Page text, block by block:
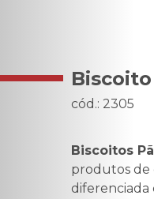
cód.: 2305
Biscoitos
produtos de
diferenciada